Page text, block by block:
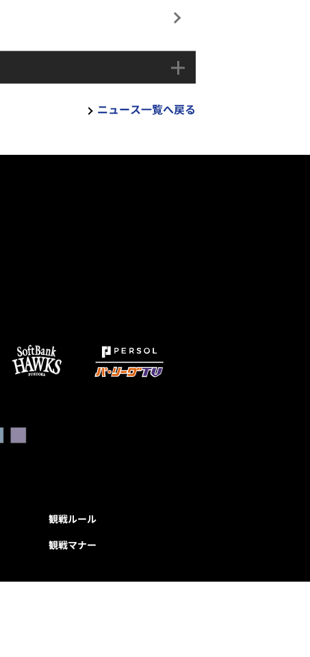
ニュース一覧へ戻る
観戦ルール
観戦マナー